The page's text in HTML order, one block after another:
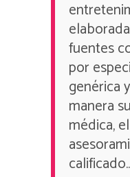
fuentes
por
genérica
manera
médica,
calificado..